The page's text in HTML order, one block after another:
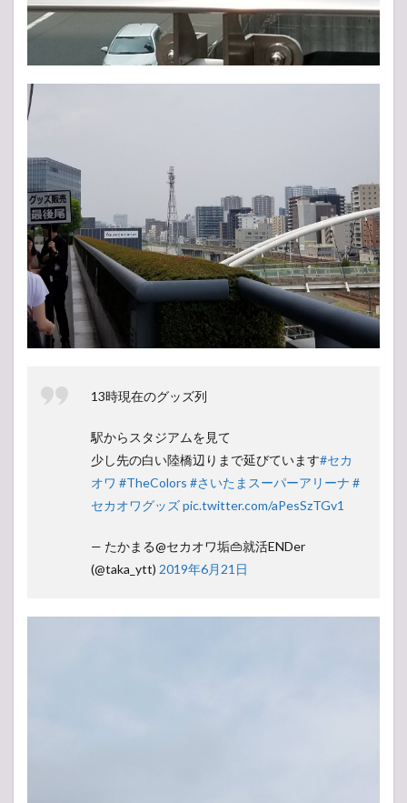
13時現在のグッズ列
駅からスタジアムを見て
少し先の白い陸橋辺りまで延びています#セカ
オワ #TheColors #さいたまスーパーアリーナ #
セカオワグッズpic.twitter.com/aPesSzTGv1
— たかまる@セカオワ垢👜就活ENDer
(@taka_ytt) 2019年6月21日